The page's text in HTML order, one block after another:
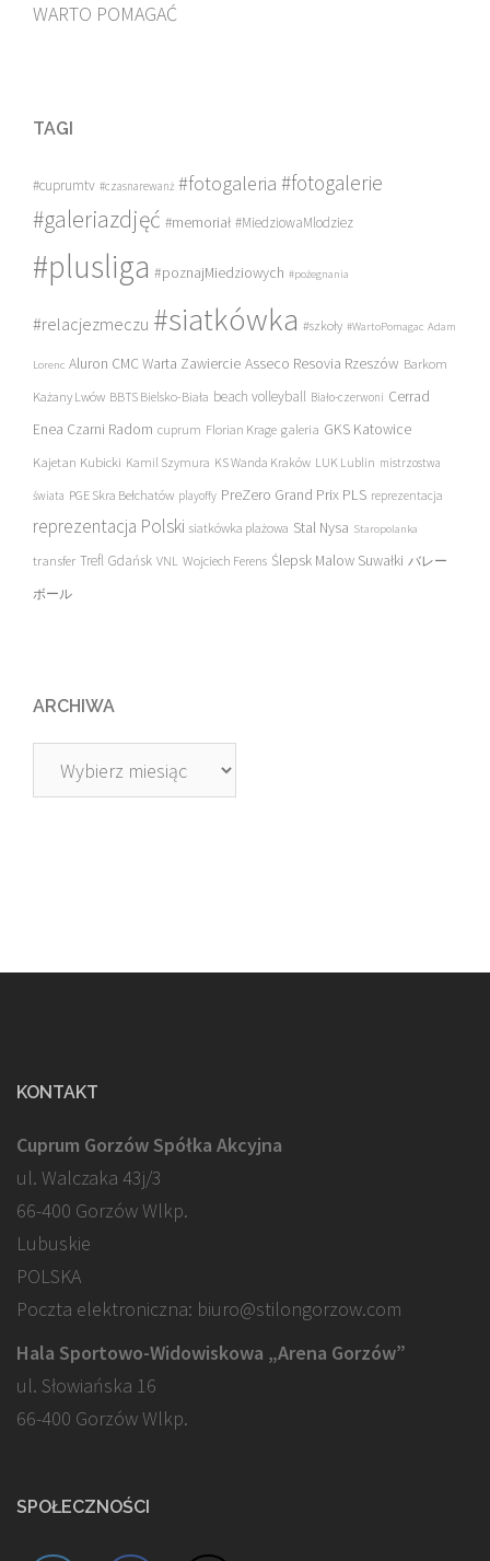
WARTO POMAGAĆ
TAGI
#cuprumtv #czasnarewanż #fotogaleria #fotogalerie
#galeriazdjęć #memoriał #MiedziowaMlodziez
#plusliga #poznajMiedziowych #pożegnania
#relacjezmeczu #siatkówka #szkoły #WartoPomagac Adam
Lorenc Aluron CMC Warta Zawiercie Asseco Resovia Rzeszów Barkom
Każany Lwów BBTS Bielsko-Biała beach volleyball Biało-czerwoni Cerrad
Enea Czarni Radom cuprum Florian Krage galeria GKS Katowice
Kajetan Kubicki Kamil Szymura KS Wanda Kraków LUK Lublin mistrzostwa
świata PGE Skra Bełchatów playoffy PreZero Grand Prix PLS reprezentacja
reprezentacja Polski siatkówka plażowa Stal Nysa Staropolanka
transfer Trefl Gdańsk VNL Wojciech Ferens Ślepsk Malow Suwałki バレー
ボール
ARCHIWA
Archiwa
KONTAKT
Cuprum Gorzów Spółka Akcyjna
ul. Walczaka 43j/3
66-400 Gorzów Wlkp.
Lubuskie
POLSKA
Poczta elektroniczna: biuro@stilongorzow.com
Hala Sportowo-Widowiskowa „Arena Gorzów”
ul. Słowiańska 16
66-400 Gorzów Wlkp.
SPOŁECZNOŚCI